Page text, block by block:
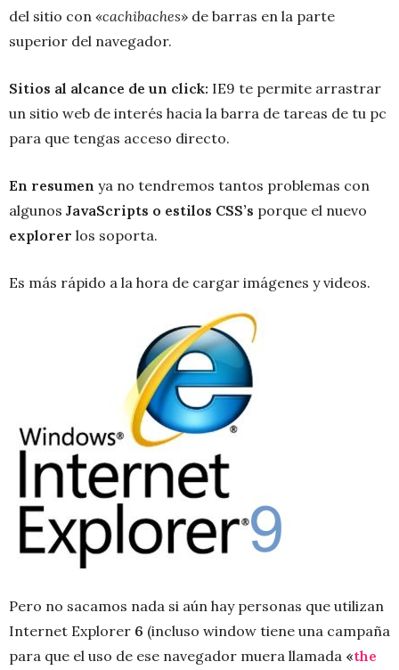
del sitio con «cachibaches» de barras en la parte
superior del navegador.
Sitios al alcance de un click: IE9 te permite arrastrar
un sitio web de interés hacia la barra de tareas de tu pc
para que tengas acceso directo.
En resumen ya no tendremos tantos problemas con
algunos JavaScripts o estilos CSS’s porque el nuevo
explorer los soporta.
Es más rápido a la hora de cargar imágenes y videos.
Pero no sacamos nada si aún hay personas que utilizan
Internet Explorer 6 (incluso window tiene una campaña
para que el uso de ese navegador muera llamada «the